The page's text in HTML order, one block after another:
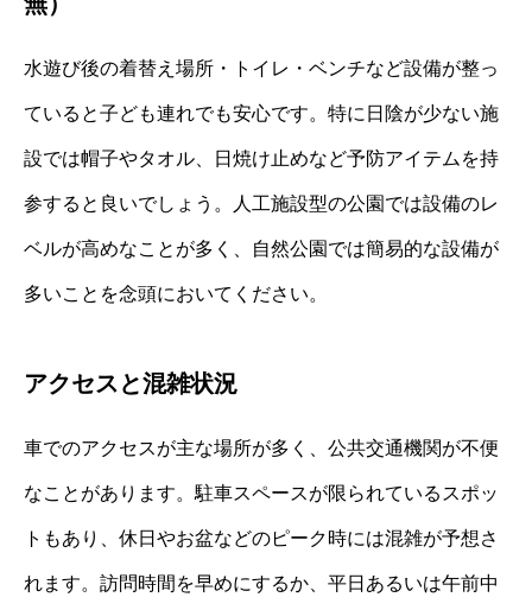
水遊び後の着替え場所・トイレ・ベンチなど設備が整っ
ていると子ども連れでも安心です。特に日陰が少ない施
設では帽子やタオル、日焼け止めなど予防アイテムを持
参すると良いでしょう。人工施設型の公園では設備のレ
ベルが高めなことが多く、自然公園では簡易的な設備が
多いことを念頭においてください。
アクセスと混雑状況
車でのアクセスが主な場所が多く、公共交通機関が不便
なことがあります。駐車スペースが限られているスポッ
トもあり、休日やお盆などのピーク時には混雑が予想さ
れます。訪問時間を早めにするか、平日あるいは午前中